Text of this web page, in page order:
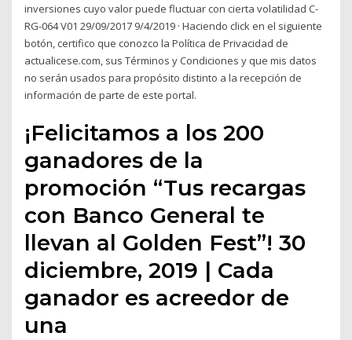
inversiones cuyo valor puede fluctuar con cierta volatilidad C-
RG-064 V01 29/09/2017 9/4/2019 · Haciendo click en el siguiente
botón, certifico que conozco la Política de Privacidad de
actualicese.com, sus Términos y Condiciones y que mis datos
no serán usados para propósito distinto a la recepción de
información de parte de este portal.
¡Felicitamos a los 200
ganadores de la
promoción “Tus recargas
con Banco General te
llevan al Golden Fest”! 30
diciembre, 2019 | Cada
ganador es acreedor de
una